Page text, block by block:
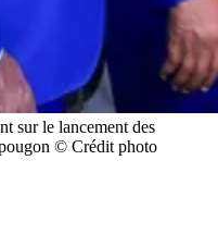
sur le lancement des
© Crédit photo